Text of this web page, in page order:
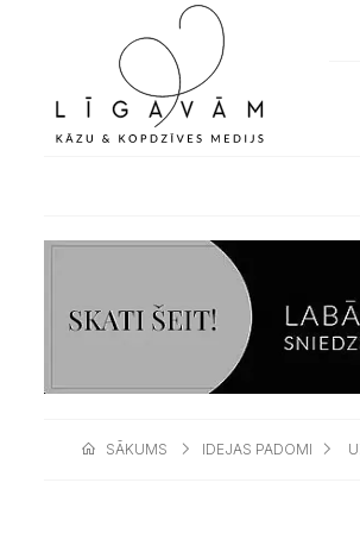
SĀKUMS IDEJAS PADOMI